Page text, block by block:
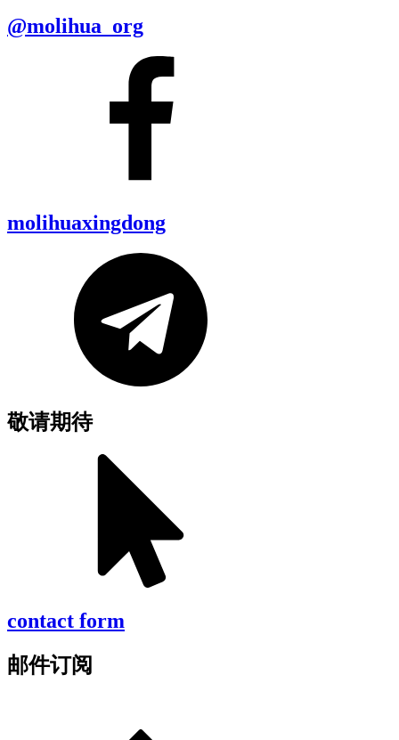
@molihua_org
molihuaxingdong
敬请期待
contact form
邮件订阅